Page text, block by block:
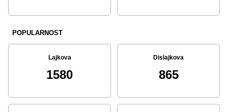
POPULARNOST
Lajkova
1580
Dislajkova
865